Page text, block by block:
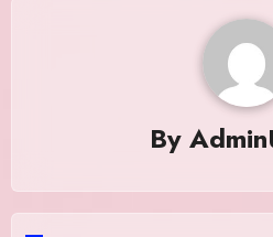
By